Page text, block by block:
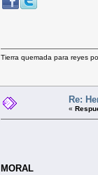
Tierra quemada para reyes
Re:
«
MORAL